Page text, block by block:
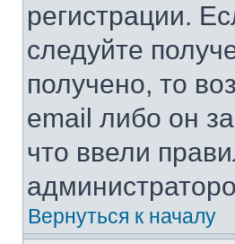
регистрации.
следуйте
получено, то
email либо он
что ввели
Вернуться к началу